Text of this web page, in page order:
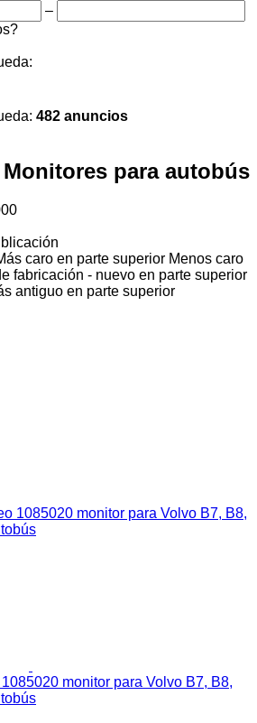
–
482 anuncios
Monitores para autobús
caro en parte superior Menos caro
fabricación - nuevo en parte superior
antiguo en parte superior
monitor para Volvo B7, B8,